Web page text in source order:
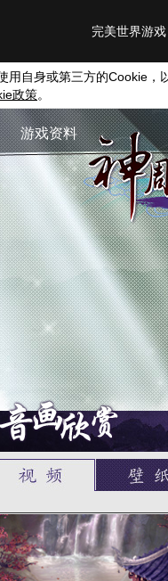
完美世界游戏
用自身或第三方的Cookie ，
政策。
游戏资料